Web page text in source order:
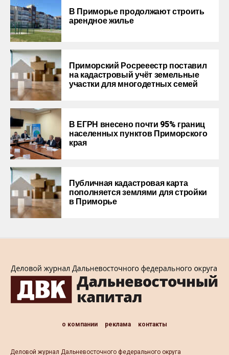
В Приморье продолжают строить
арендное жилье
Приморский Росрееестр поставил
на кадастровый учёт земельные
участки для многодетных семей
В ЕГРН внесено почти 95% границ
населенных пунктов Приморского
края
Публичная кадастровая карта
пополняется землями для стройки
в Приморье
о компании реклама контакты
Деловой журнал Дальневосточного федерального округа